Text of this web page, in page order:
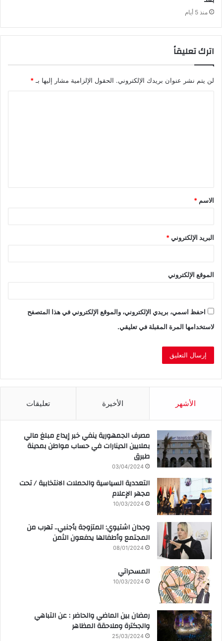
منذ 5 أيام
اترك تعليقاً
لن يتم نشر عنوان بريدك الإلكتروني. الحقول الإلزامية مشار إليها بـ *
ق
*
الاسم *
البريد الإلكتروني*
الموقع الإلكتروني
احفظ اسمي، بريدي الإلكتروني، والموقع الإلكتروني في هذا المتصفح
لاستخدامها المرة المقبلة في تعليقي.
الأشهر الأخيرة تعليقات
مصرف الجمهورية ينفي خبر إيداع مبلغ مالي
بملايين الدينارات في حساب مواطن بمدينة
طبرق
03/04/2024
التعددية السياسية والحملات الانتخابية / تحت
مجهر الإعلام
10/03/2024
وجدان اشتيوي: المتزوجة بأجنبي.. تهرب من
المجتمع وأطفالها يدفعون الثمن
08/01/2024
المسحراتي
10/03/2024
رمضان بين الماضي والحاضر : عن التباهي
والجكترة وملاحقة المظاهر
25/03/2024